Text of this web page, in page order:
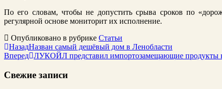
По его словам, чтобы не допустить срыва сроков по
регулярной основе мониторит их исполнение.
Опубликовано в рубрике Статьи
НазадНазван самый дешёвый дом в Ленобласти
Вперед ЛУКОЙЛ представил импортозамещающие продукты
Свежие записи